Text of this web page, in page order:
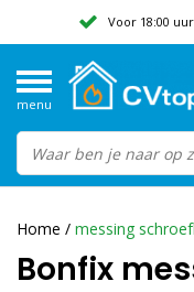
Voor 18:00
menu
Home / messing
Bonfix